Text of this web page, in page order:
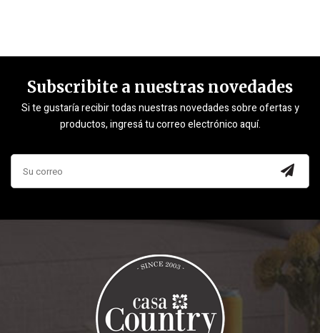
Subscribite a nuestras novedades
Si te gustaría recibir todas nuestras novedades sobre ofertas y
productos, ingresá tu correo electrónico aquí.